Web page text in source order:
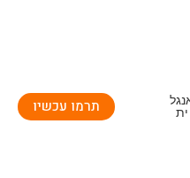
תרמו עכשיו